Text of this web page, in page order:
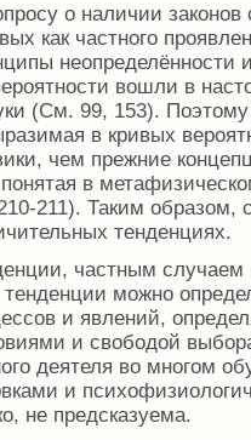
о наличии
как частного
неопределённости
вошли в
(См. 99, 153).
в кривых
чем прежние
в
211). Таким образом,
тенденциях.
частным случаем
можно
и явлений,
и свободой
деятеля во многом
и
не предсказуема.